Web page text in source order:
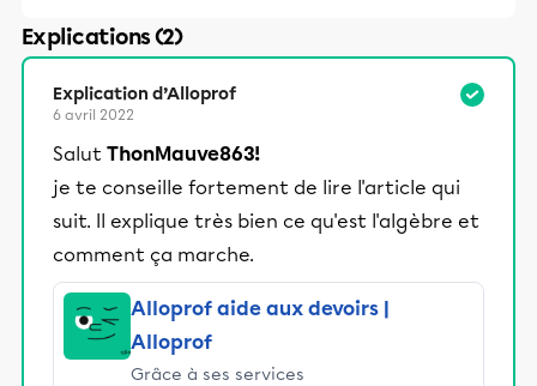
Explications (2)
Explication d’Alloprof
6 avril 2022
Salut ThonMauve863!
je te conseille fortement de lire l'article qui
suit. Il explique très bien ce qu'est l'algèbre et
comment ça marche.
Alloprof aide aux devoirs |
Alloprof
Grâce à ses services